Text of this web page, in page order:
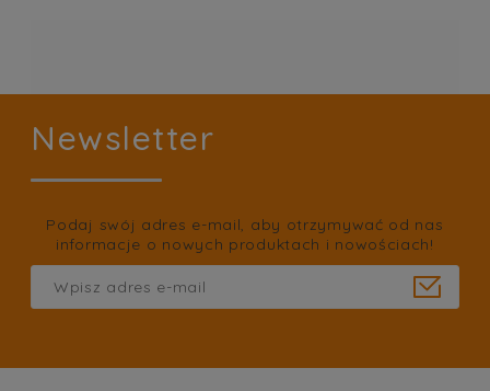
Newsletter
Podaj swój adres e-mail, aby otrzymywać od nas
informacje o nowych produktach i nowościach!